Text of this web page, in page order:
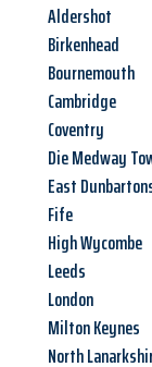
Aldershot
Birkenhead
Bournemouth
Cambridge
Coventry
Die Medway
East
Fife
High Wycombe
Leeds
London
Milton Keynes
North